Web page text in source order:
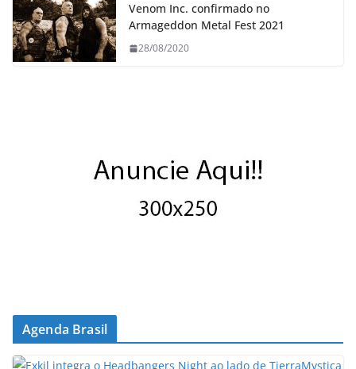
Venom Inc. confirmado no
Armageddon Metal Fest 2021
28/08/2020
Agenda Brasil